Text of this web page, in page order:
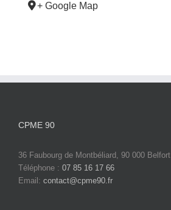
+ Google Map
CPME 90
36 Faubourg de Montbéliard, 90 000 Belfort
Téléphone : 07 85 16 17 66
Email: contact@cpme90.fr